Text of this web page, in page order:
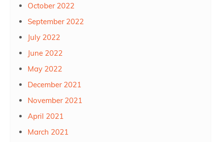
October 2022
September 2022
July 2022
June 2022
May 2022
December 2021
November 2021
April 2021
March 2021